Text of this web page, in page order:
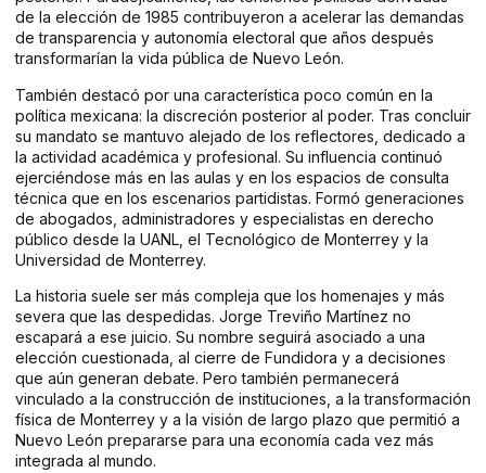
de la elección de 1985 contribuyeron a acelerar las demandas
de transparencia y autonomía electoral que años después
transformarían la vida pública de Nuevo León.
También destacó por una característica poco común en la
política mexicana: la discreción posterior al poder. Tras concluir
su mandato se mantuvo alejado de los reflectores, dedicado a
la actividad académica y profesional. Su influencia continuó
ejerciéndose más en las aulas y en los espacios de consulta
técnica que en los escenarios partidistas. Formó generaciones
de abogados, administradores y especialistas en derecho
público desde la UANL, el Tecnológico de Monterrey y la
Universidad de Monterrey.
La historia suele ser más compleja que los homenajes y más
severa que las despedidas. Jorge Treviño Martínez no
escapará a ese juicio. Su nombre seguirá asociado a una
elección cuestionada, al cierre de Fundidora y a decisiones
que aún generan debate. Pero también permanecerá
vinculado a la construcción de instituciones, a la transformación
física de Monterrey y a la visión de largo plazo que permitió a
Nuevo León prepararse para una economía cada vez más
integrada al mundo.